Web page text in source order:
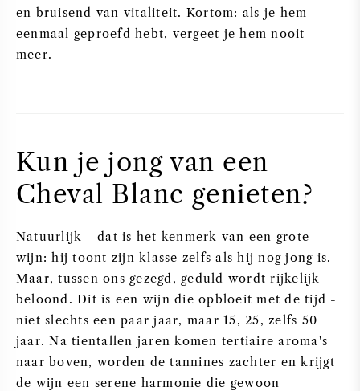
en bruisend van vitaliteit. Kortom: als je hem
eenmaal geproefd hebt, vergeet je hem nooit
meer.
Kun je jong van een
Cheval Blanc genieten?
Natuurlijk - dat is het kenmerk van een grote
wijn: hij toont zijn klasse zelfs als hij nog jong is.
Maar, tussen ons gezegd, geduld wordt rijkelijk
beloond. Dit is een wijn die opbloeit met de tijd -
niet slechts een paar jaar, maar 15, 25, zelfs 50
jaar. Na tientallen jaren komen tertiaire aroma's
naar boven, worden de tannines zachter en krijgt
de wijn een serene harmonie die gewoon